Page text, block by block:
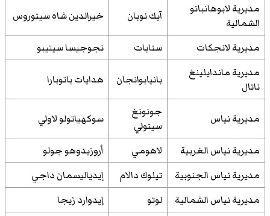
مديرية لابوهانباتو
الشمالية
آيك نوبان خيرالدين شاه سيتوروس
مديرية لانجكات ستابات
نجوجيسا سيتيبو
مديرية ماندايلينغ
ناتال
بانيابوانجان هدايات باتوبارا
مديرية نياس
جونونغ
سيتولي
سوكهياتولو لاولي
مديرية نياس الغربية لاهومي
أروزيدوهو جولو
مديرية نياس الجنوبية
تيلوك دالام
إيدياليسمان داجي
مديرية نياس الشمالية
لوتو
إيدوارد زيجا